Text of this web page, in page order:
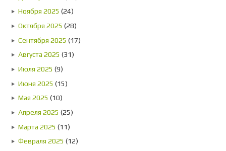
Ноября 2025 (24)
Октября 2025 (28)
Сентября 2025 (17)
Августа 2025 (31)
Июля 2025 (9)
Июня 2025 (15)
Мая 2025 (10)
Апреля 2025 (25)
Марта 2025 (11)
Февраля 2025 (12)